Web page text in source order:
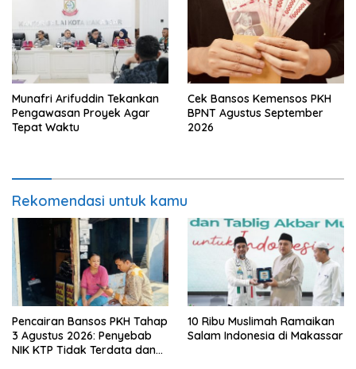
Munafri Arifuddin Tekankan
Pengawasan Proyek Agar
Tepat Waktu
Cek Bansos Kemensos PKH
BPNT Agustus September
2026
Rekomendasi untuk kamu
Pencairan Bansos PKH Tahap
3 Agustus 2026: Penyebab
NIK KTP Tidak Terdata dan
10 Ribu Muslimah Ramaikan
Salam Indonesia di Makassar